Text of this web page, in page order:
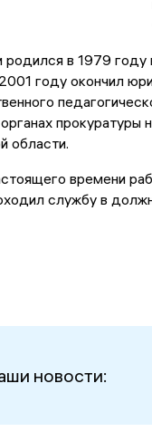
родился в 1979
году окончил
прокуратуры
области.
времени
службу в
новости: